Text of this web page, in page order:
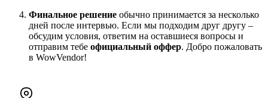
Финальное решение обычно принимается за несколько
дней после интервью. Если мы подходим друг другу –
обсудим условия, ответим на оставшиеся вопросы и
отправим тебе официальный оффер. Добро пожаловать
в WowVendor!